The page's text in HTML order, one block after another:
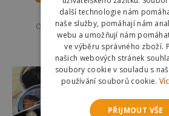
Skladem
Odešleme v pondělí
další technologie nám
naše služby, pomáhají nám
webu a umožňují nám
ve výběru správného zboží.
našich webových stránek
soubory cookie v souladu s
používání souborů cookie.
PŘIJMOUT VŠE